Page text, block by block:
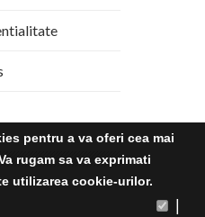
pentru a va oferi cea mai
rugam sa va exprimati
utilizarea cookie-urilor.